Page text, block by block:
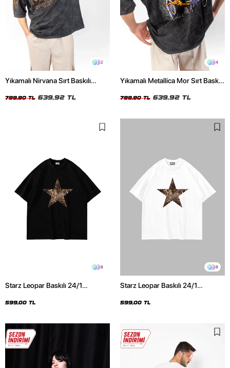
2
Yıkamalı Nirvana Sırt Baskılı
799,90 TL 639,92 TL
4
Yıkamalı Metallica Mor Sırt Baskılı
799,90 TL 639,92 TL
8
Starz Leopar Baskılı 24/1
599,00 TL
8
Starz Leopar Baskılı 24/1
599,00 TL